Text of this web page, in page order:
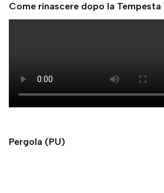
Come rinascere dopo la Tempesta
Pergola (PU)